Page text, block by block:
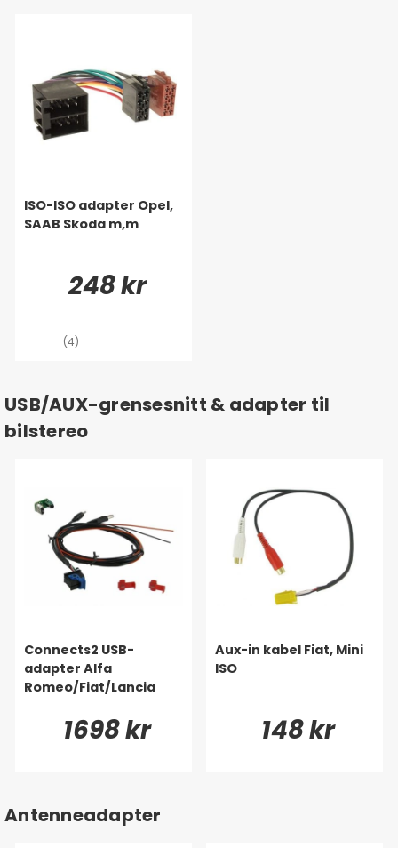
ISO-ISO adapter Opel,
SAAB Skoda m,m
248 kr
(4)
USB/AUX-grensesnitt & adapter til
bilstereo
Connects2 USB-
adapter Alfa
Romeo/Fiat/Lancia
1698 kr
Aux-in kabel Fiat, Mini
ISO
148 kr
Antenneadapter